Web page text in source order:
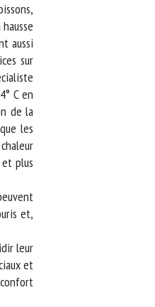
aussi
sur
C en
de la
les
plus
et,
leur
et